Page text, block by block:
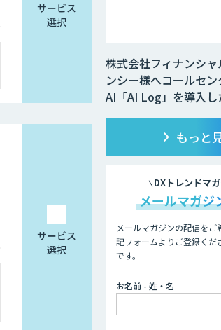
サービス
選択
サービス
選択
株式会社フィナンシャ
ンシー様へコールセ
AI「AI Log」を導入し
もっと
DXトレンドマ
メールマガジ
メールマガジンの配信をご
記フォームよりご登録くだ
です。
お名前 - 姓・名